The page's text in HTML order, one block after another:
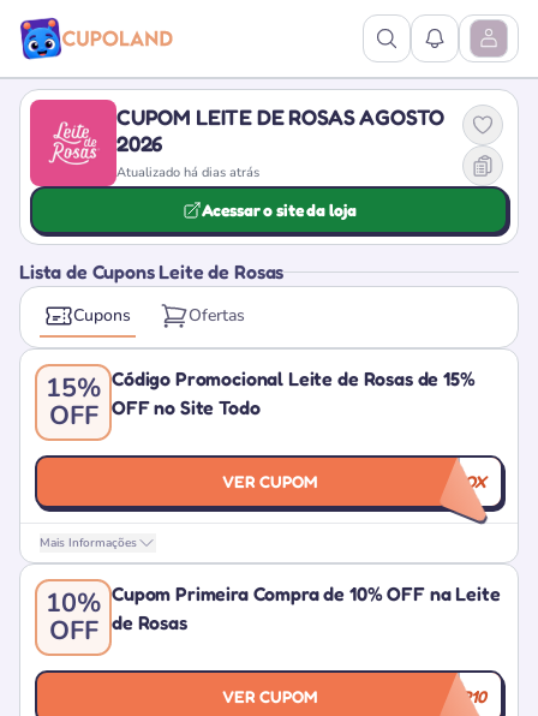
Ver Pesquisa
Ver Abrir
CUPOM LEITE DE ROSAS AGOSTO
2026
Atualizado há dias atrás
Acessar o site da loja
Lista de Cupons Leite de Rosas
Cupons Ofertas
15%
OFF
Código Promocional Leite de Rosas de 15%
OFF no Site Todo
VER CUPOM YBOX
Mais Informações
10%
OFF
Cupom Primeira Compra de 10% OFF na Leite
de Rosas
VER CUPOM LRVIP10